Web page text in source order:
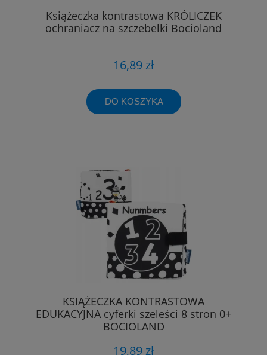
Książeczka kontrastowa KRÓLICZEK
ochraniacz na szczebelki Bocioland
16,89 zł
DO KOSZYKA
KSIĄŻECZKA KONTRASTOWA
EDUKACYJNA cyferki szeleści 8 stron 0+
BOCIOLAND
19,89 zł